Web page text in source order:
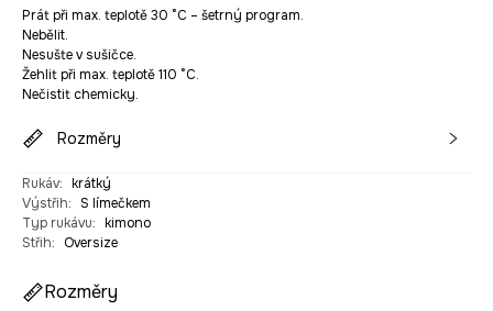
Prát při max. teplotě 30 °C – šetrný program.
Nebělit.
Nesušte v sušičce.
Žehlit při max. teplotě 110 °C.
Nečistit chemicky.
Rozměry
Rukáv: krátký
Výstřih: S límečkem
Typ rukávu: kimono
Střih: Oversize
Rozměry